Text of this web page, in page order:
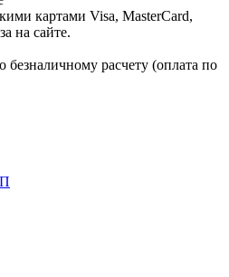
картами Visa, MasterCard,
на сайте.
расчету (оплата по